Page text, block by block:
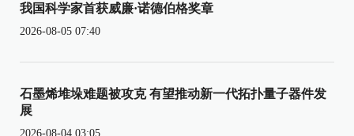
我国科学家首获威廉·诺德伯格奖章
2026-08-05 07:40
石墨烯堆垛难题被攻克 有望推动新一代拓扑量子器件发
展
2026-08-04 03:05